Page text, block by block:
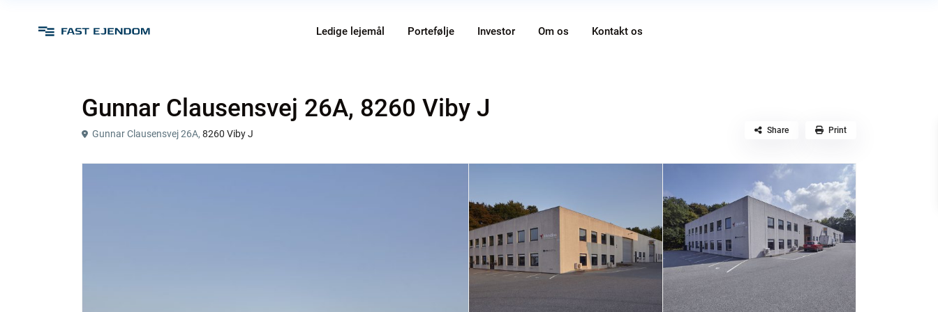
Ledige lejemål Portefølje Investor Om os Kontakt os
Gunnar Clausensvej 26A, 8260 Viby J
Gunnar Clausensvej 26A, 8260 Viby J Share Print